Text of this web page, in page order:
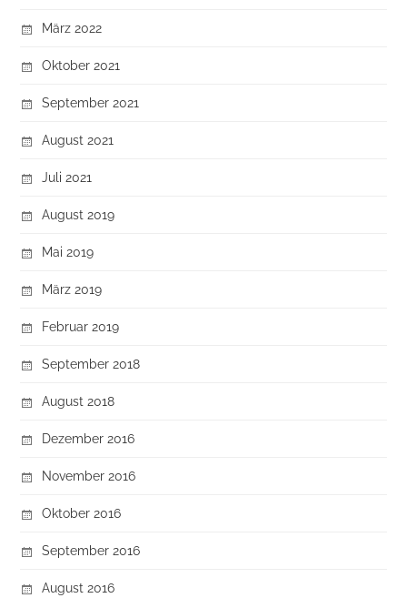
März 2022
Oktober 2021
September 2021
August 2021
Juli 2021
August 2019
Mai 2019
März 2019
Februar 2019
September 2018
August 2018
Dezember 2016
November 2016
Oktober 2016
September 2016
August 2016